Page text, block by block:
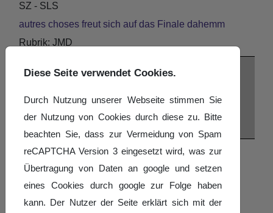
SZ - SLS
autres choses freut sich auf das Finale dahemm
JMD
27.06.2014
Heimvorteil für autres choses
JMD
21.06.2014
SZ - SLS
In der Favoritenrolle
JMD
Diese Seite verwendet Cookies.
Durch Nutzung unserer Webseite stimmen Sie
der Nutzung von Cookies durch diese zu. Bitte
beachten Sie, dass zur Vermeidung von Spam
reCAPTCHA Version 3 eingesetzt wird, was zur
Übertragung von Daten an google und setzen
eines Cookies durch google zur Folge haben
kann. Der Nutzer der Seite erklärt sich mit der